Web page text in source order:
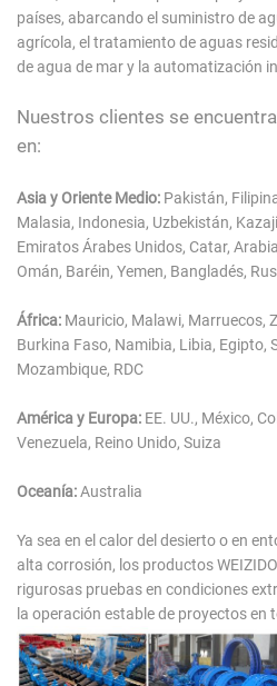
países, abarcando el suministro de
agrícola, el tratamiento de aguas
de agua de mar y la automatización
Nuestros clientes se
en:
Asia y Oriente Medio: Pakistán,
Malasia, Indonesia, Uzbekistán,
Emiratos Árabes Unidos, Catar,
Omán, Baréin, Yemen, Bangladés,
África: Mauricio, Malawi, Marruecos,
Burkina Faso, Namibia, Libia, Egipto,
Mozambique, RDC
América y Europa: EE. UU., México,
Venezuela, Reino Unido, Suiza
Oceanía:Australia
Ya sea en el calor del desierto o en
alta corrosión, los productos
rigurosas pruebas en condiciones
la operación estable de proyectos en